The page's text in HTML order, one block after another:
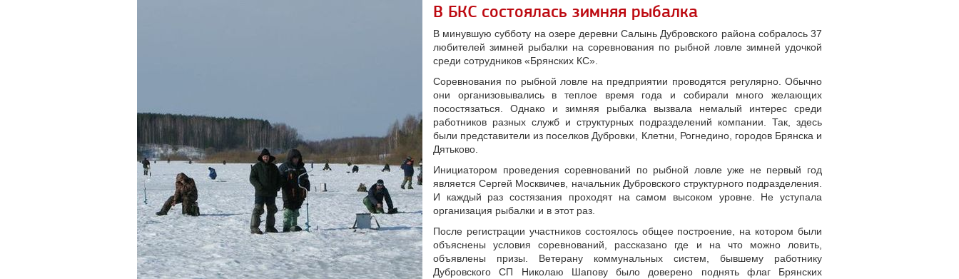
В БКС состоялась зимняя рыбалка
В минувшую субботу на озере деревни Салынь Дубровского района собралось 37
любителей зимней рыбалки на соревнования по рыбной ловле зимней удочкой
среди сотрудников «Брянских КС».
Соревнования по рыбной ловле на предприятии проводятся регулярно. Обычно
они организовывались в теплое время года и собирали много желающих
посостязаться. Однако и зимняя рыбалка вызвала немалый интерес среди
работников разных служб и структурных подразделений компании. Так, здесь
были представители из поселков Дубровки, Клетни, Рогнедино, городов Брянска и
Дятьково.
Инициатором проведения соревнований по рыбной ловле уже не первый год
является Сергей Москвичев, начальник Дубровского структурного подразделения.
И каждый раз состязания проходят на самом высоком уровне. Не уступала
организация рыбалки и в этот раз.
После регистрации участников состоялось общее построение, на котором были
объяснены условия соревнований, рассказано где и на что можно ловить,
объявлены призы. Ветерану коммунальных систем, бывшему работнику
Дубровского СП Николаю Шапову было доверено поднять флаг Брянских